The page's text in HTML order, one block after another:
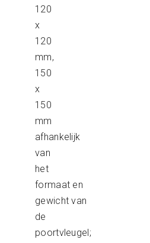
120
x
120
mm,
150
x
150
mm
afhankelijk
van
het
formaat en
gewicht van
de
poortvleugel;